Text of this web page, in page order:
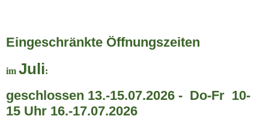
Eingeschränkte Öffnungszeiten
im Juli:
geschlossen 13.-15.07.2026 - Do-Fr 10-
15 Uhr 16.-17.07.2026